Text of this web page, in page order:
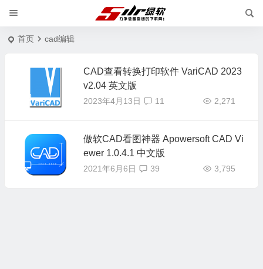
首页 cad编辑
CAD查看转换打印软件 VariCAD 2023
v2.04 英文版
2023年4月13日 2,271
11
傲软CAD看图神器 Apowersoft CAD Vi
ewer 1.0.4.1 中文版
2021年6月6日 3,795
39